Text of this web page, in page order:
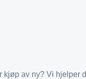
kjøp av ny? Vi hjelper